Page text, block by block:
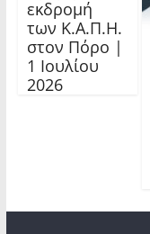
εκδρομή
των Κ.Α.Π.Η.
στον Πόρο |
1 Ιουλίου
2026